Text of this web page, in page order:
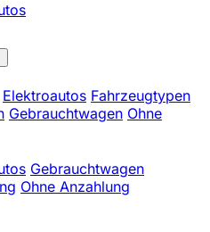
Elektroautos Fahrzeugtypen
Gebrauchtwagen Ohne
Gebrauchtwagen
Ohne Anzahlung